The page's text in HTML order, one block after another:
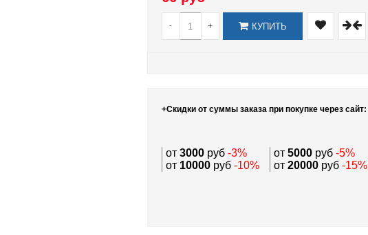
- + КУПИТЬ
+Скидки от суммы заказа при покупке через сайт:
от3000руб -3% от 5000руб-5%
от 10000руб -10% от 20000руб -15%